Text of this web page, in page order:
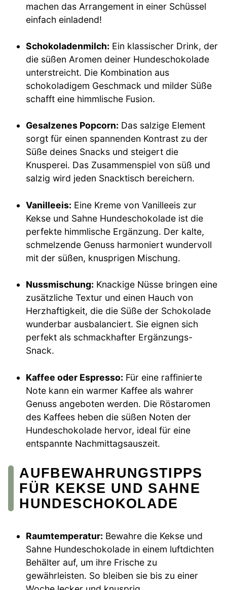
machen das Arrangement in einer Schüssel
einfach einladend!
Schokoladenmilch: Ein klassischer Drink, der
die süßen Aromen deiner Hundeschokolade
unterstreicht. Die Kombination aus
schokoladigem Geschmack und milder Süße
schafft eine himmlische Fusion.
Gesalzenes Popcorn: Das salzige Element
sorgt für einen spannenden Kontrast zu der
Süße deines Snacks und steigert die
Knusperei. Das Zusammenspiel von süß und
salzig wird jeden Snacktisch bereichern.
Vanilleeis: Eine Kreme von Vanilleeis zur
Kekse und Sahne Hundeschokolade ist die
perfekte himmlische Ergänzung. Der kalte,
schmelzende Genuss harmoniert wundervoll
mit der süßen, knusprigen Mischung.
Nussmischung: Knackige Nüsse bringen eine
zusätzliche Textur und einen Hauch von
Herzhaftigkeit, die die Süße der Schokolade
wunderbar ausbalanciert. Sie eignen sich
perfekt als schmackhafter Ergänzungs-
Snack.
Kaffee oder Espresso: Für eine raffinierte
Note kann ein warmer Kaffee als wahrer
Genuss angeboten werden. Die Röstaromen
des Kaffees heben die süßen Noten der
Hundeschokolade hervor, ideal für eine
entspannte Nachmittagsauszeit.
AUFBEWAHRUNGSTIPPS
FÜR KEKSE UND SAHNE
HUNDESCHOKOLADE
Raumtemperatur: Bewahre die Kekse und
Sahne Hundeschokolade in einem luftdichten
Behälter auf, um ihre Frische zu
gewährleisten. So bleiben sie bis zu einer